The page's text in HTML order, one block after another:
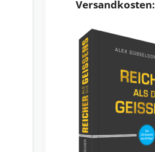
Versandkosten: